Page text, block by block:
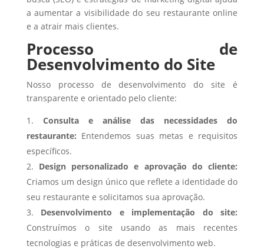
a aumentar a visibilidade do seu restaurante online
e a atrair mais clientes.
Processo de
Desenvolvimento do Site
Nosso processo de desenvolvimento do site é
transparente e orientado pelo cliente:
Consulta e análise das necessidades do
restaurante: Entendemos suas metas e requisitos
específicos.
Design personalizado e aprovação do cliente:
Criamos um design único que reflete a identidade do
seu restaurante e solicitamos sua aprovação.
Desenvolvimento e implementação do site:
Construímos o site usando as mais recentes
tecnologias e práticas de desenvolvimento web.